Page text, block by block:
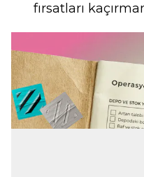
fırsatları